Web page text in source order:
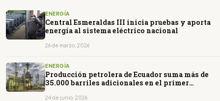
ENERGÍA
Central Esmeraldas III inicia pruebas y aporta
energía al sistema eléctrico nacional
26 de marzo, 2026
ENERGÍA
Producción petrolera de Ecuador suma más de
35.000 barriles adicionales en el primer
24 de junio, 2026